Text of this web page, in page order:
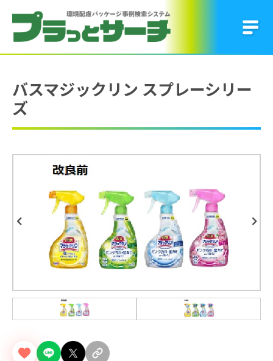
バスマジックリン スプレーシリー
ズ
Previous Next